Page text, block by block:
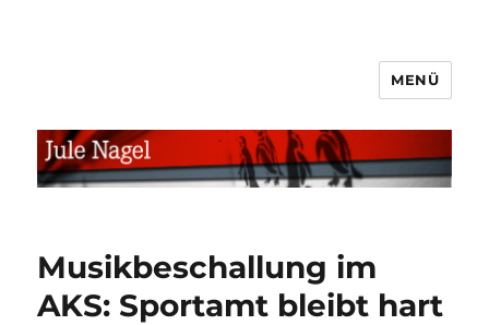
MENÜ
Musikbeschallung im
AKS: Sportamt bleibt hart